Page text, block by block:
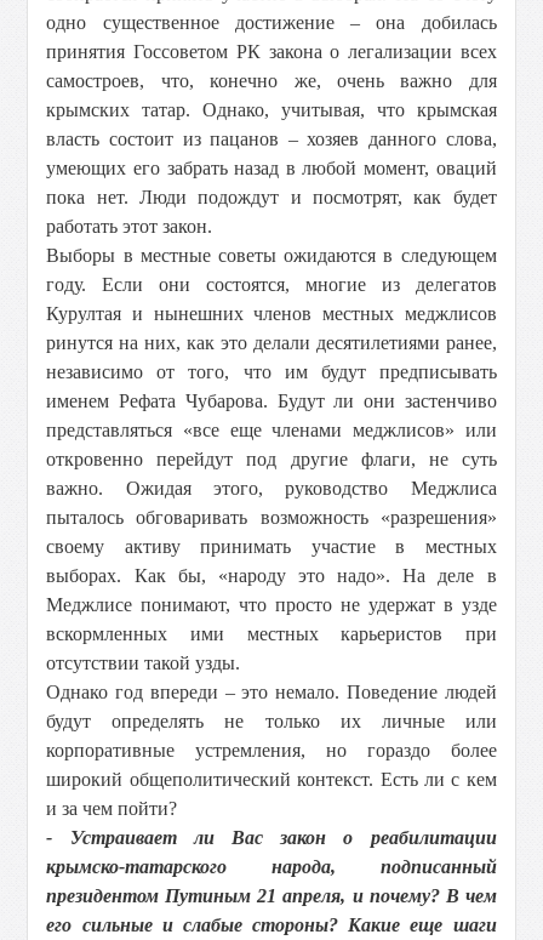
одно существенное достижение – она добилась
принятия Госсоветом РК закона о легализации всех
самостроев, что, конечно же, очень важно для
крымских татар. Однако, учитывая, что крымская
власть состоит из пацанов – хозяев данного слова,
умеющих его забрать назад в любой момент, оваций
пока нет. Люди подождут и посмотрят, как будет
работать этот закон.
Выборы в местные советы ожидаются в следующем
году. Если они состоятся, многие из делегатов
Курултая и нынешних членов местных меджлисов
ринутся на них, как это делали десятилетиями ранее,
независимо от того, что им будут предписывать
именем Рефата Чубарова. Будут ли они застенчиво
представляться «все еще членами меджлисов» или
откровенно перейдут под другие флаги, не суть
важно. Ожидая этого, руководство Меджлиса
пыталось обговаривать возможность «разрешения»
своему активу принимать участие в местных
выборах. Как бы, «народу это надо». На деле в
Меджлисе понимают, что просто не удержат в узде
вскормленных ими местных карьеристов при
отсутствии такой узды.
Однако год впереди – это немало. Поведение людей
будут определять не только их личные или
корпоративные устремления, но гораздо более
широкий общеполитический контекст. Есть ли с кем
и за чем пойти?
- Устраивает ли Вас закон о реабилитации
крымско-татарского народа, подписанный
президентом Путиным 21 апреля, и почему? В чем
его сильные и слабые стороны? Какие еще шаги